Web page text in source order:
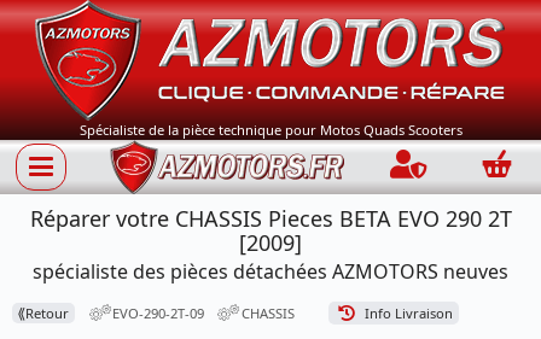
Spécialiste de la pièce technique pour Motos Quads Scooters
Connection
Réparer votre CHASSIS Pieces BETA EVO 290 2T
[2009]
spécialiste des pièces détachées AZMOTORS neuves
⟪Retour EVO-290-2T-09 CHASSIS Info Livraison